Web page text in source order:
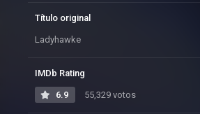
Título original
Ladyhawke
IMDb Rating
6.9 55,329 votos